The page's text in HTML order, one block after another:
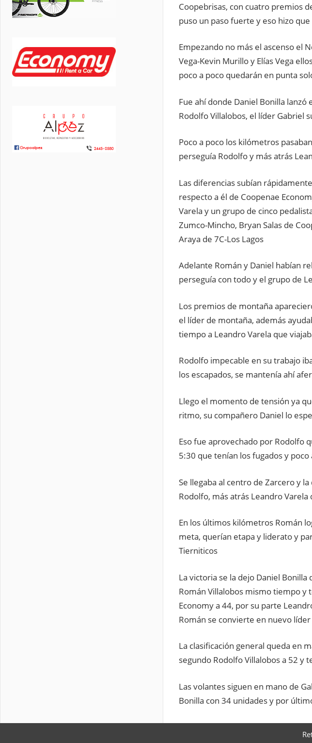
Coopebrisas, con cuatro premios
puso un paso fuerte y eso hizo
Empezando no más el ascenso el
Vega-Kevin Murillo y Elías Vega
poco a poco quedarán en punta
Fue ahí donde Daniel Bonilla
Rodolfo Villalobos, el líder Gabriel
Poco a poco los kilómetros
perseguía Rodolfo y más atrás
Las diferencias subían
respecto a él de Coopenae
Varela y un grupo de cinco
Zumco-Mincho, Bryan Salas de
Araya de 7C-Los Lagos
Adelante Román y Daniel habían
perseguía con todo y el grupo de
Los premios de montaña
el líder de montaña, además
tiempo a Leandro Varela que
Rodolfo impecable en su trabajo
los escapados, se mantenía ahí
Llego el momento de tensión ya
ritmo, su compañero Daniel lo
Eso fue aprovechado por Rodolfo
5:30 que tenían los fugados y
Se llegaba al centro de Zarcero y
Rodolfo, más atrás Leandro
En los últimos kilómetros Román
meta, querían etapa y liderato y
Tierniticos
La victoria se la dejo Daniel
Román Villalobos mismo tiempo y
Economy a 44, por su parte
Román se convierte en nuevo líder
La clasificación general queda en
segundo Rodolfo Villalobos a 52 y
Las volantes siguen en mano de
Bonilla con 34 unidades y por